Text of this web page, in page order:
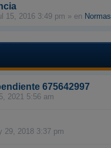
15, 2016 3:49 pm » en Normas
675642997
2021 5:56 am
29, 2018 3:37 pm